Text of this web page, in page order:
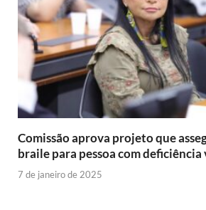
Comissão aprova projeto que
braile para pessoa com deficiência
7 de janeiro de 2025